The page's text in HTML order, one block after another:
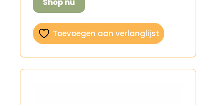
Shop nu
Toevoegen aan verlanglijst